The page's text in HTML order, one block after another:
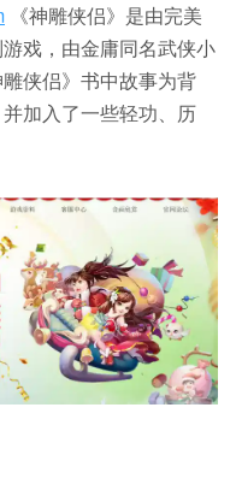
《神雕侠侣》是由完美
戏，由金庸同名武侠小
侠侣》书中故事为背
加入了一些轻功、历